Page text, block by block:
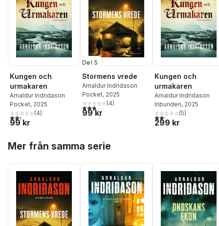
Kungen och
urmakaren
Arnaldur Indridason
Pocket, 2025
2,3utav 5 stjärnor. Totalt antal röster:
(4)
99 kr
Del 5
Stormens vrede
Arnaldur Indridason
Pocket, 2025
2,8utav 5 stjärnor. Totalt antal röster:
(4)
99 kr
Kungen och
urmakaren
Arnaldur Indridason
Inbunden, 2025
2,2utav 5 stjärnor.
(5)
299 kr
Mer från samma serie